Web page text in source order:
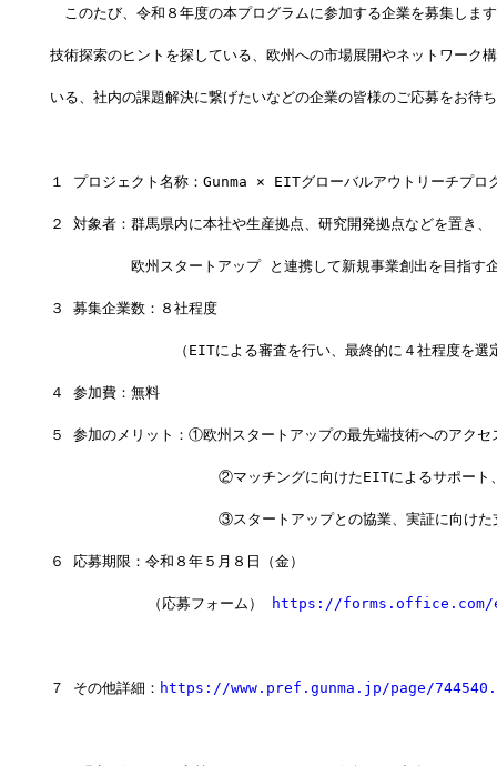
このたび、令和８年度の本プログラムに参加する企業を募集しま
技術探索のヒントを探している、欧州への市場展開やネットワーク
いる、社内の課題解決に繋げたいなどの企業の皆様のご応募をお待
１ プロジェクト名称：Gunma × EITグローバルアウトリーチプロ
２ 対象者：群馬県内に本社や生産拠点、研究開発拠点などを置き、
欧州スタートアップ と連携して新規事業創出を目指す
３ 募集企業数：８社程度
（EITによる審査を行い、最終的に４社程度を選
４ 参加費：無料
５ 参加のメリット：①欧州スタートアップの最先端技術へのアクセ
②マッチングに向けたEITによるサポート
③スタートアップとの協業、実証に向けた
６ 応募期限：令和８年５月８日（金）
           （応募フォーム）
https://forms.office.com/e/
７ その他詳細： https://www.pref.gunma.jp/page/